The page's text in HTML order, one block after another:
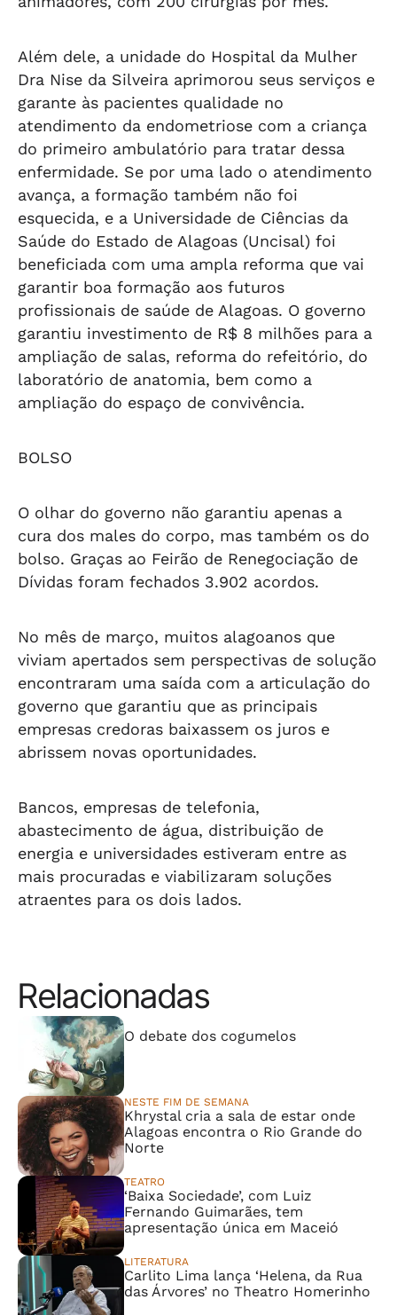
Além dele, a unidade do Hospital da Mulher
Dra Nise da Silveira aprimorou seus serviços e
garante às pacientes qualidade no
atendimento da endometriose com a criança
do primeiro ambulatório para tratar dessa
enfermidade. Se por uma lado o atendimento
avança, a formação também não foi
esquecida, e a Universidade de Ciências da
Saúde do Estado de Alagoas (Uncisal) foi
beneficiada com uma ampla reforma que vai
garantir boa formação aos futuros
profissionais de saúde de Alagoas. O governo
garantiu investimento de R$ 8 milhões para a
ampliação de salas, reforma do refeitório, do
laboratório de anatomia, bem como a
ampliação do espaço de convivência.
BOLSO
O olhar do governo não garantiu apenas a
cura dos males do corpo, mas também os do
bolso. Graças ao Feirão de Renegociação de
Dívidas foram fechados 3.902 acordos.
No mês de março, muitos alagoanos que
viviam apertados sem perspectivas de solução
encontraram uma saída com a articulação do
governo que garantiu que as principais
empresas credoras baixassem os juros e
abrissem novas oportunidades.
Bancos, empresas de telefonia,
abastecimento de água, distribuição de
energia e universidades estiveram entre as
mais procuradas e viabilizaram soluções
atraentes para os dois lados.
Relacionadas
O debate dos cogumelos
NESTE FIM DE SEMANA
Khrystal cria a sala de estar onde
Alagoas encontra o Rio Grande do
Norte
TEATRO
‘Baixa Sociedade’, com Luiz
Fernando Guimarães, tem
apresentação única em Maceió
LITERATURA
Carlito Lima lança ‘Helena, da Rua
das Árvores’ no Theatro Homerinho